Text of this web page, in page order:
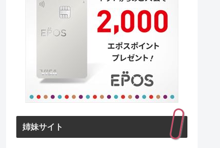
姉妹サイト